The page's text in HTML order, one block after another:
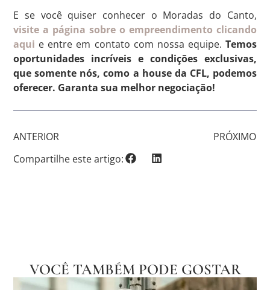
E se você quiser conhecer o Moradas do Canto,
visite a página sobre o empreendimento clicando
aqui e entre em contato com nossa equipe. Temos
oportunidades incríveis e condições exclusivas,
que somente nós, como a house da CFL, podemos
oferecer. Garanta sua melhor negociação!
ANTERIOR
PRÓXIMO
Compartilhe este artigo:
VOCÊ TAMBÉM PODE GOSTAR